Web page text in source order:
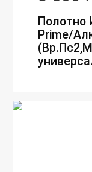
Полотно
Prime/